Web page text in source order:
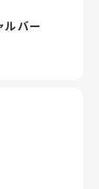
ルバー